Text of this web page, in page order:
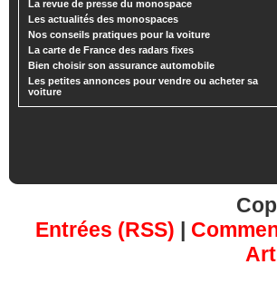
La revue de presse du monospace
Les actualités des monospaces
Nos conseils pratiques pour la voiture
La carte de France des radars fixes
Bien choisir son assurance automobile
Les petites annonces pour vendre ou acheter sa
voiture
Entrées (RSS) |